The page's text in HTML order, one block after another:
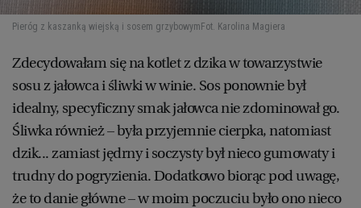
Pieróg z kaszanką wiejską i sosem grzybowymFot. Karolina Magiera
Zdecydowałam się na kotlet z dzika w towarzystwie
sosu z jałowca i śliwki w winie. Sos ponownie był
idealny, specyficzny smak jałowca nie zdominował go.
Śliwka również – była przyjemnie cierpka, natomiast
dzik... zamiast jędrny i soczysty był nieco gumowaty i
trudny do pogryzienia. Dodatkowo biorąc pod uwagę,
że to danie główne – w moim poczuciu było ono nieco